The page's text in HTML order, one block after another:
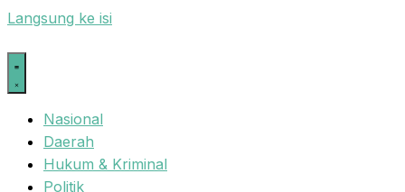
Langsung ke isi
Nasional
Daerah
Hukum & Kriminal
Politik